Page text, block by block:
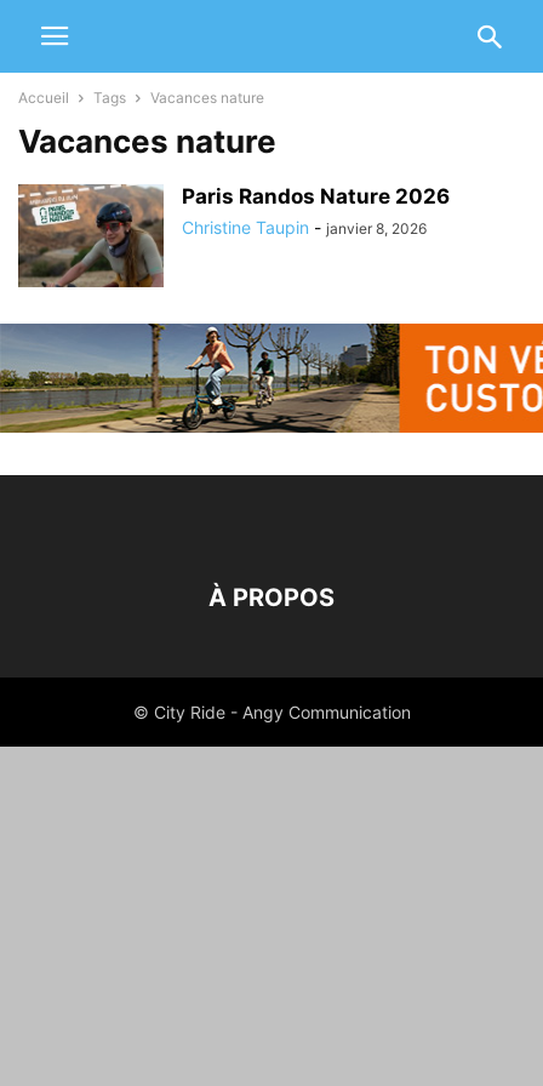
Accueil Tags Vacances nature
Vacances nature
Paris Randos Nature 2026
Christine Taupin - janvier 8, 2026
À PROPOS
© City Ride - Angy Communication